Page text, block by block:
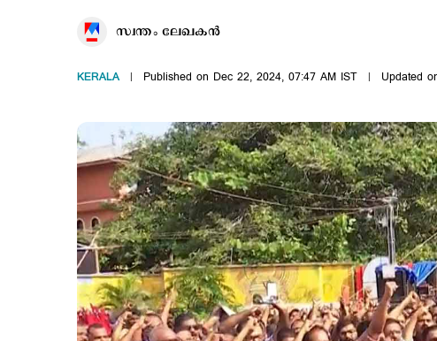
സ്വന്തം ലേഖകൻ
KERALA Published on Dec 22, 2024, 07:47 AM IST Updated